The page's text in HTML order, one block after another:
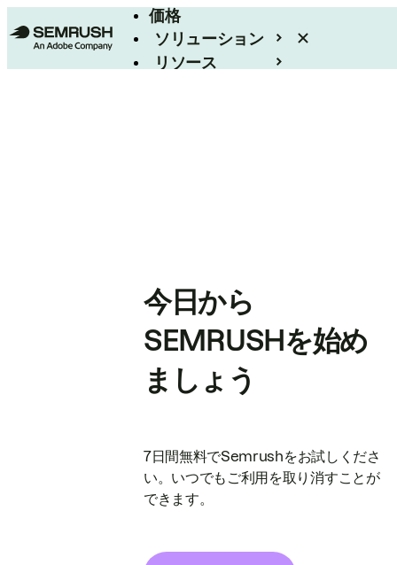
価格
ソリューション
リソース
今日から
SEMRUSHを始め
ましょう
7日間無料でSemrushをお試しくださ
い。いつでもご利用を取り消すことが
できます。